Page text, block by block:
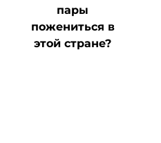
пары
пожениться в
этой стране?